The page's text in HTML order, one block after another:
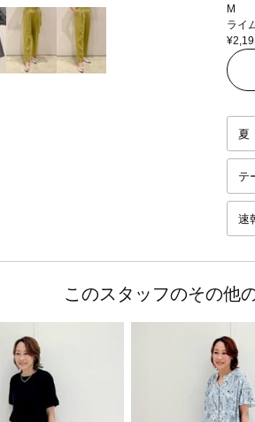
M
ライ
夏
テ
速
このスタッフのその他